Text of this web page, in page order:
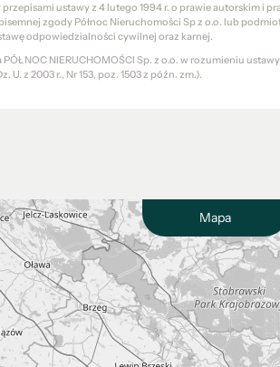
ustawy z 4 lutego 1994 r. o prawie autorskim i
zgody Północ Nieruchomości Sp z o.o. lub
odpowiedzialności cywilnej oraz karnej.
NIERUCHOMOŚCI Sp. z o.o. w rozumieniu
z 2003 r., Nr 153, poz. 1503 z późn. zm.).
Mapa